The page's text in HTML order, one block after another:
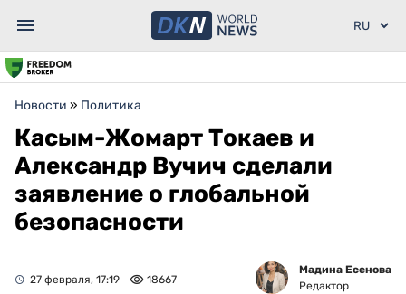
Новости » Политика
Касым-Жомарт Токаев и
Александр Вучич сделали
заявление о глобальной
безопасности
27 февраля, 17:19 18667
Мадина Есенова
Редактор